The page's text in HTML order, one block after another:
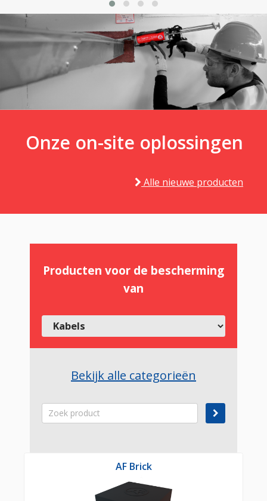
Onze on-site oplossingen
Alle nieuwe producten
Producten voor de bescherming
van
Bekijk alle categorieën
AF Brick